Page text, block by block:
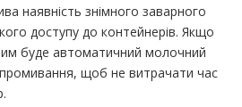
наявність знімного заварного
доступу до контейнерів. Якщо
буде автоматичний молочний
щоб не витрачати час